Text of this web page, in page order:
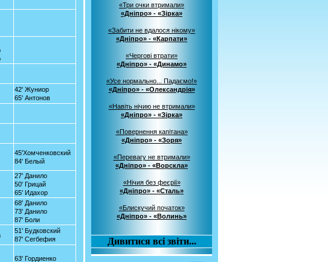
42' Жуниор
65' Антонов
45'Хомченковский
84' Белый
27' Данило
50' Грицай
65' Идахор
68' Данило
73' Данило
87' Боли
51' Будковский
87' Сегбефия
63' Гордиенко
«Три очки втримали»
«Дніпро» - «Зірка»
«Забити не вдалося нікому»
«Дніпро» - «Карпати»
«Чергові втрати»
«Дніпро» - «Динамо»
«Усе нормально... Падаємо!»
«Дніпро» - «Олександрія»
«Навіть нічию не втримали»
«Дніпро» - «Зірка»
«Повернення капітана»
«Дніпро» - «Зоря»
«Перевагу не втримали»
«Дніпро» - «Ворскла»
«Нічия без феєрії»
«Дніпро» - «Сталь»
«Блискучий початок»
«Дніпро» - «Волинь»
Дивитися всі звіти...